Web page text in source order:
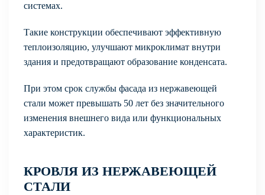
системах.
Такие конструкции обеспечивают эффективную
теплоизоляцию, улучшают микроклимат внутри
здания и предотвращают образование конденсата.
При этом срок службы фасада из нержавеющей
стали может превышать 50 лет без значительного
изменения внешнего вида или функциональных
характеристик.
КРОВЛЯ ИЗ НЕРЖАВЕЮЩЕЙ
СТАЛИ